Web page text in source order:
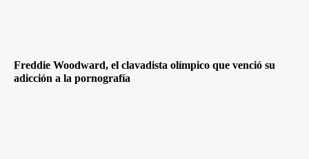
Freddie Woodward, el clavadista olímpico que venció su
adicción a la pornografía